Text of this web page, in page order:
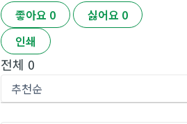
좋아요 0 싫어요 0
인쇄
전체 0